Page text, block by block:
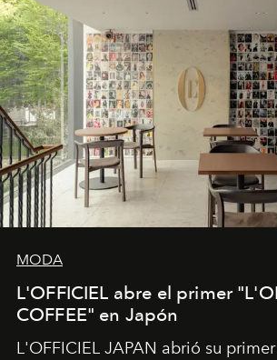
MODA
L'OFFICIEL abre el primer
COFFEE" en Japón
L'OFFICIEL JAPAN abrió su